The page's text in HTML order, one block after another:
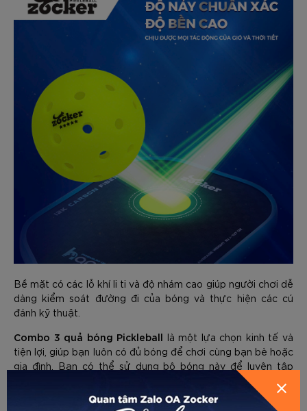
Bề mặt có các lỗ khí li ti và độ nhám cao giúp người chơi dễ
dàng kiểm soát đường đi của bóng và thực hiện các cú
đánh kỹ thuật.
Combo 3 quả bóng Pickleball là một lựa chọn kinh tế và
tiện lợi, giúp bạn luôn có đủ bóng để chơi cùng bạn bè hoặc
gia đình. Bạn có thể sử dụng bộ bóng này để luyện tập
GỬI THÔNG TIN ĐỂ ZOCKER TƯ